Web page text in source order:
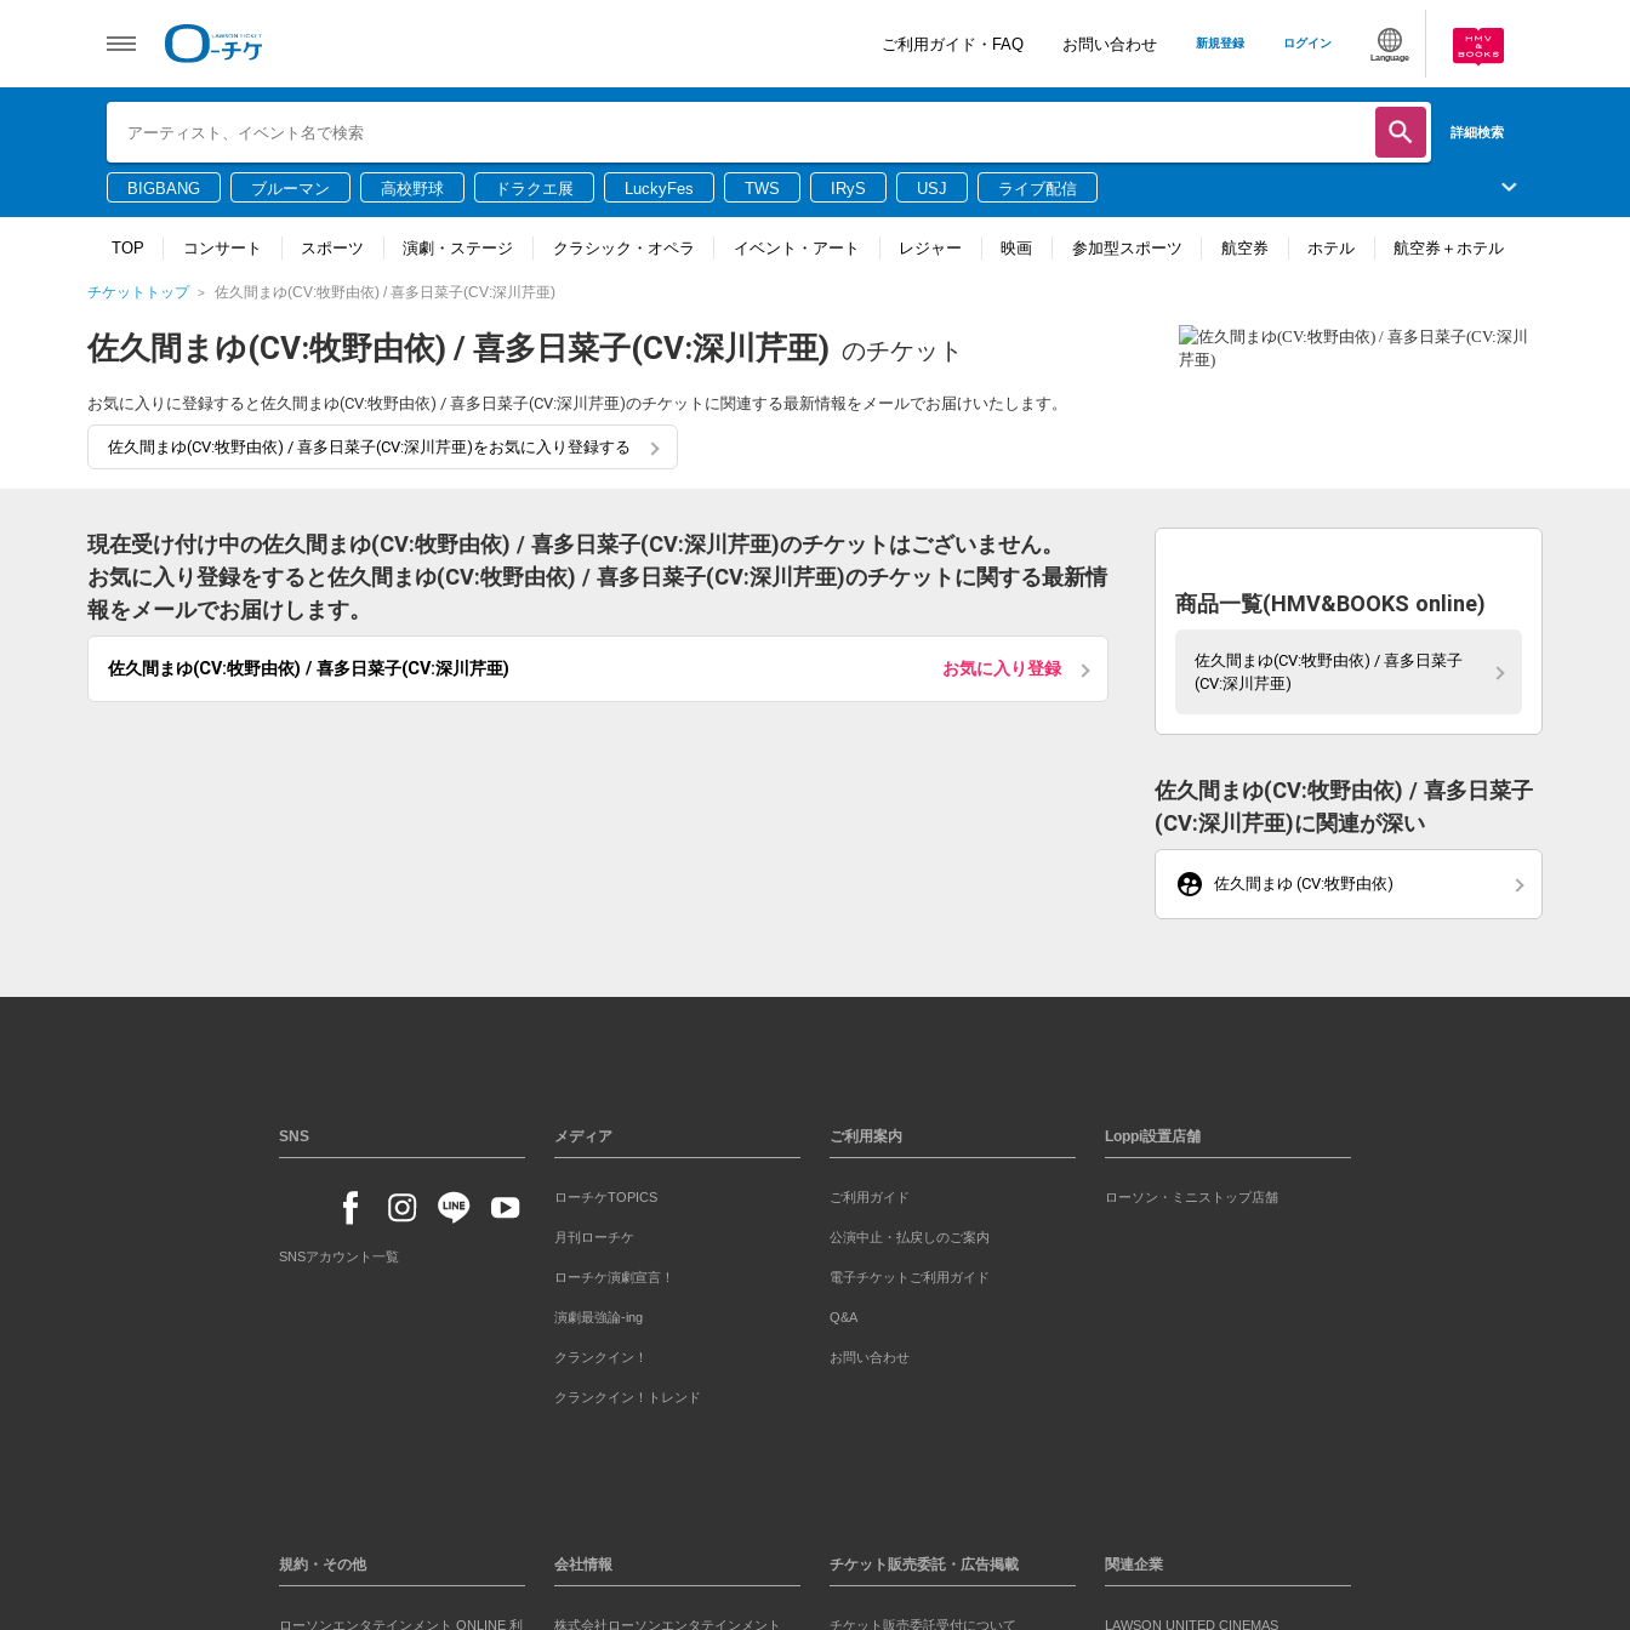
ご利用ガイド・FAQ お問い合わせ 新規登録 ログイン
Language
詳細検索
BIGBANG ブルーマン 高校野球 ドラクエ展 LuckyFes TWS IRyS USJ ライブ配信
TOP コンサート スポーツ 演劇・ステージ クラシック・オペラ イベント・アート レジャー 映画 参加型スポーツ 航空券 ホテル 航空券＋ホテル
チケットトップ 佐久間まゆ(CV:牧野由依) / 喜多日菜子(CV:深川芹亜)
佐久間まゆ(CV:牧野由依) / 喜多日菜子(CV:深川芹亜) のチケット
お気に入りに登録すると佐久間まゆ(CV:牧野由依) / 喜多日菜子(CV:深川芹亜)のチケットに関連する最新情報をメールでお届けいたします。
佐久間まゆ(CV:牧野由依) / 喜多日菜子(CV:深川芹亜)をお気に入り登録する
現在受け付け中の佐久間まゆ(CV:牧野由依) / 喜多日菜子(CV:深川芹亜)のチケットはございません。
お気に入り登録をすると佐久間まゆ(CV:牧野由依) / 喜多日菜子(CV:深川芹亜)のチケットに関する最新情
報をメールでお届けします。
佐久間まゆ(CV:牧野由依) / 喜多日菜子(CV:深川芹亜) お気に入り登録
商品一覧(HMV&BOOKS online)
佐久間まゆ(CV:牧野由依) / 喜多日菜子
(CV:深川芹亜)
佐久間まゆ(CV:牧野由依) / 喜多日菜子
(CV:深川芹亜)に関連が深い
supervised_user_circle 佐久間まゆ (CV:牧野由依)
SNS
SNSアカウント一覧
メディア
ローチケTOPICS
月刊ローチケ
ローチケ演劇宣言！
演劇最強論-ing
クランクイン！
クランクイン！トレンド
ご利用案内
ご利用ガイド
公演中止・払戻しのご案内
電子チケットご利用ガイド
Q&A
お問い合わせ
Loppi設置店舗
ローソン・ミニストップ店舗
規約・その他
ローソンエンタテインメント ONLINE 利
会社情報
株式会社ローソンエンタテインメント
チケット販売委託・広告掲載
チケット販売委託受付について
関連企業
LAWSON UNITED CINEMAS